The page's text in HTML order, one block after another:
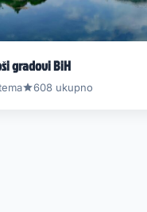
gradovi BiH
608 ukupno